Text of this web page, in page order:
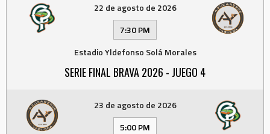
22 de agosto de 2026
7:30 PM
Estadio Yldefonso Solá Morales
SERIE FINAL BRAVA 2026 - JUEGO 4
23 de agosto de 2026
5:00 PM